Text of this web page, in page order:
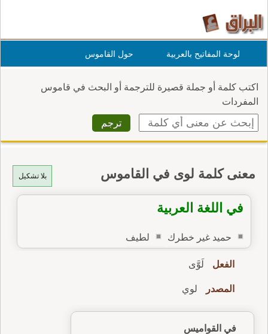
لوحة المفاتيح بالعربية حول القاموس
اكتب كلمة أو جملة قصيرة للترجمة أو البحث في قاموس
المفردات
بلا تشكيل معنى كلمة لوى في القاموس
في اللغة العربية
حميد غير خطرك لطيف
الفعل لَوَّى
المصدر لوي
في القواميس